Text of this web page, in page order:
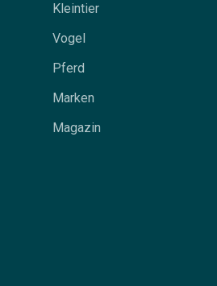
Kleintier
Vogel
Pferd
Marken
Magazin